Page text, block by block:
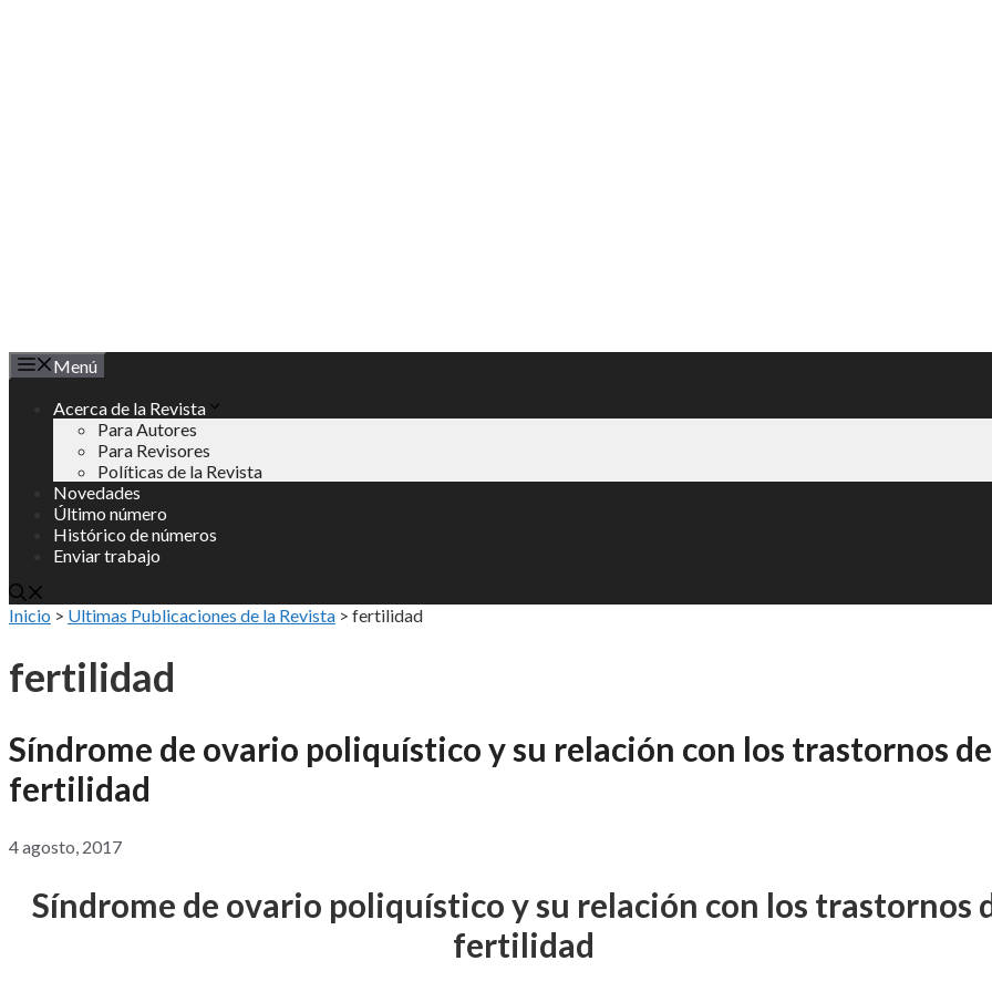
Menú
Acerca de la Revista
Para Autores
Para Revisores
Políticas de la Revista
Novedades
Último número
Histórico de números
Enviar trabajo
Inicio > Ultimas Publicaciones de la Revista > fertilidad
fertilidad
Síndrome de ovario poliquístico y su relación con los trastornos de
fertilidad
4 agosto, 2017
Síndrome de ovario poliquístico y su relación con los trastornos
fertilidad